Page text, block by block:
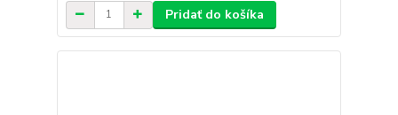
Pridať do košíka